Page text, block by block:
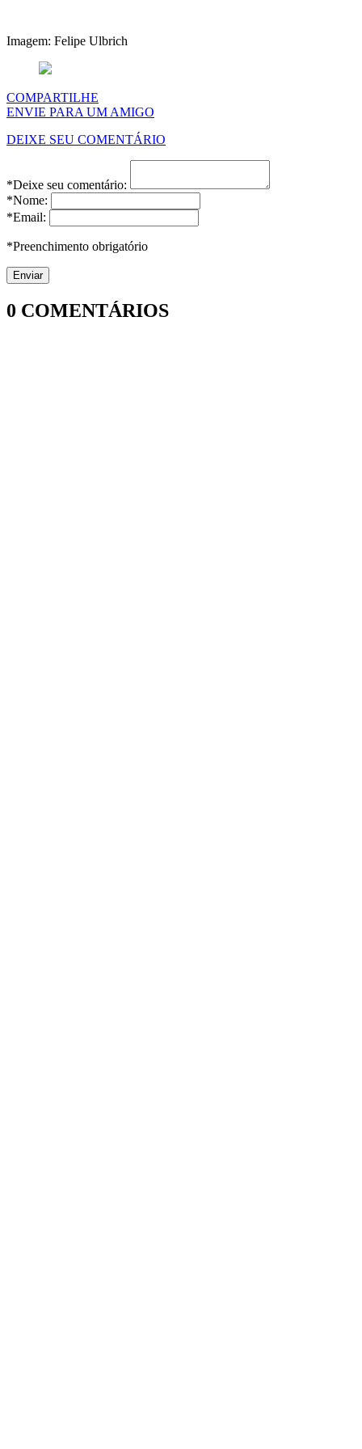
Imagem: Felipe Ulbrich
COMPARTILHE
ENVIE PARA UM AMIGO
DEIXE SEU COMENTÁRIO
*Deixe seu comentário:
*Nome:
*Email:
*Preenchimento obrigatório
0 COMENTÁRIOS